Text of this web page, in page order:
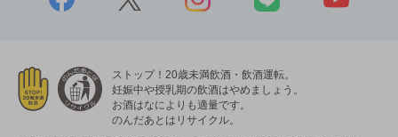
ストップ！20歳未満飲酒・飲酒運転。
妊娠中や授乳期の飲酒はやめましょう。
お酒はなによりも適量です。
のんだあとはリサイクル。